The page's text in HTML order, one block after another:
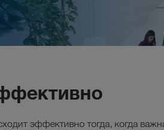
эффективно тогда, когда